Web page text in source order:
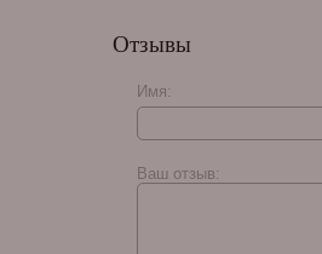
Отзывы
Имя:
Ваш отзыв: